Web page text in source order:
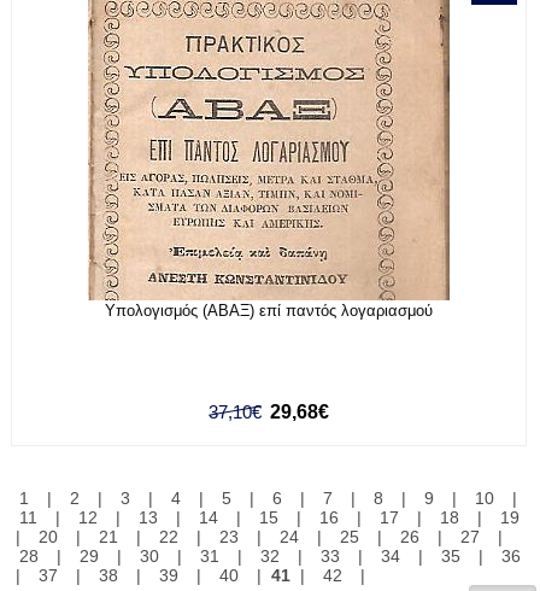
Υπολογισμός (ΑΒΑΞ) επί παντός λογαριασμού
37,10€ 29,68€
1 | 2 | 3 | 4 | 5 | 6 | 7 | 8 | 9 | 10
|
11
| 12 | 13 | 14 | 15 | 16 | 17 | 18 |
19
|
20 | 21 | 22 | 23 | 24 | 25 | 26 | 27
|
28
| 29 | 30 | 31 | 32 | 33 | 34 | 35 |
36
|
37 | 38 | 39 | 40 | 41| 42 |